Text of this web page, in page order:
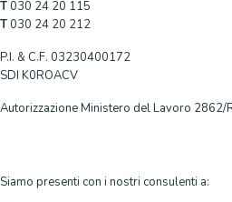
T030 24 20 115
T030 24 20 212
P.I. & C.F. 03230400172
SDI K0ROACV
Autorizzazione Ministero del Lavoro 2862/
Siamo presenti con i nostri consulenti a: